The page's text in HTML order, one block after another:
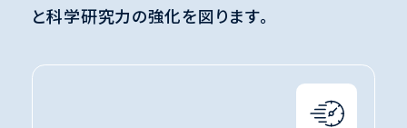
と科学研究力の強化を図ります。